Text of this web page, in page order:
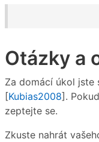
Otázky a
Za domácí úkol
[Kubias2008].
zeptejte se.
Zkuste nahrát